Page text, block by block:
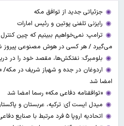
جزئیاتی جدید از توافق مکه
رایزنی تلفنی پوتین و رئیس امارات
ترامپ: نمی‌خواهیم ببینیم که چین
می‌گیرد / هر کسی در هوش مصنوعی پیروز
بلومبرگ: نفتکش‌ها، مقصد خود را در
اردوغان در جده و شهباز شریف در مکه/
امضا شد
«توافقنامه دفاعی مکه» رسما امضا شد
میدل ایست آی: ترکیه، عربستان و
اتحادیه اروپا ۵ فرد مرتبط با صنایع دفاعی روسیه را تحریم کرد